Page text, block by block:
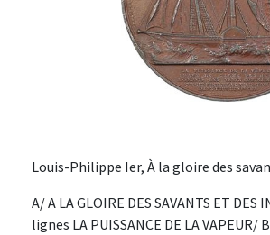
Louis-Philippe Ier, À la gloire des
A/ A LA GLOIRE DES SAVANTS ET
lignes LA PUISSANCE DE LA VAPEUR/